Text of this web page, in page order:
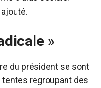
»
du président se sont
regroupant des